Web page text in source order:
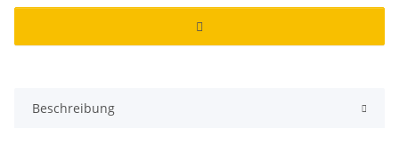
Beschreibung